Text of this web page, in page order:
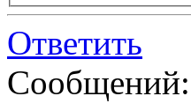
Ответить
Сообщений: